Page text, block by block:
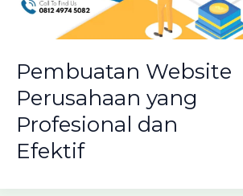
Pembuatan Website
Perusahaan yang
Profesional dan
Efektif